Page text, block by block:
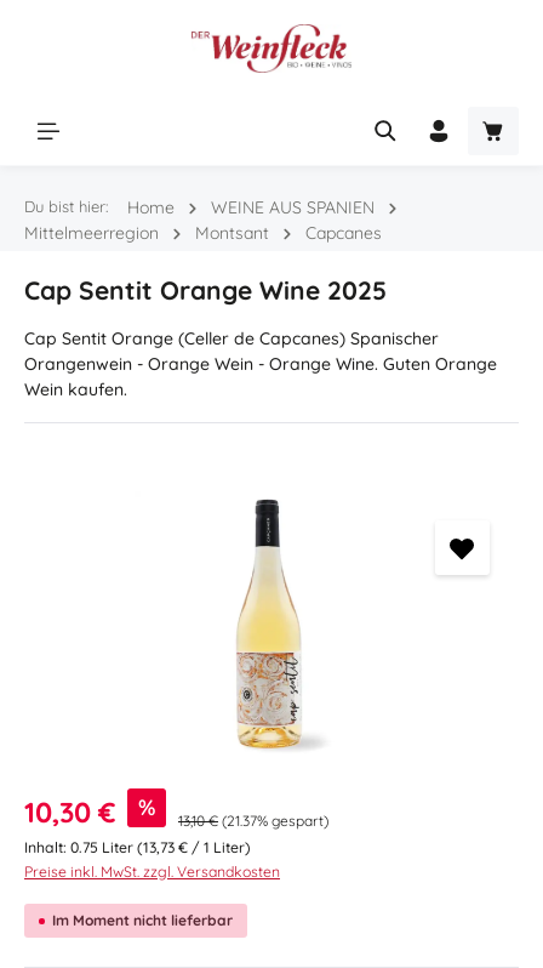
Du bist hier: Home
WEINE AUS SPANIEN
Mittelmeerregion
Montsant Capcanes
Cap Sentit Orange Wine 2025
Cap Sentit Orange (Celler de Capcanes) Spanischer
Orangenwein - Orange Wein - Orange Wine. Guten Orange
Wein kaufen.
Verkaufspreis:
10,30 € % 13,10 € (21.37% gespart)
Inhalt: 0.75 Liter (13,73 € / 1 Liter)
Preise inkl. MwSt. zzgl. Versandkosten
Im Moment nicht lieferbar